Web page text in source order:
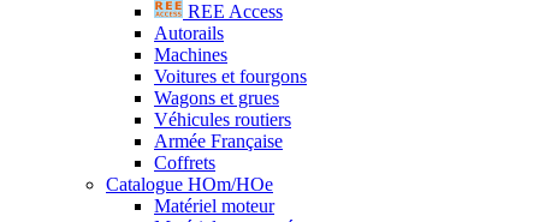
REE Access
Autorails
Machines
Voitures et fourgons
Wagons et grues
Véhicules routiers
Armée Française
Coffrets
Catalogue HOm/HOe
Matériel moteur